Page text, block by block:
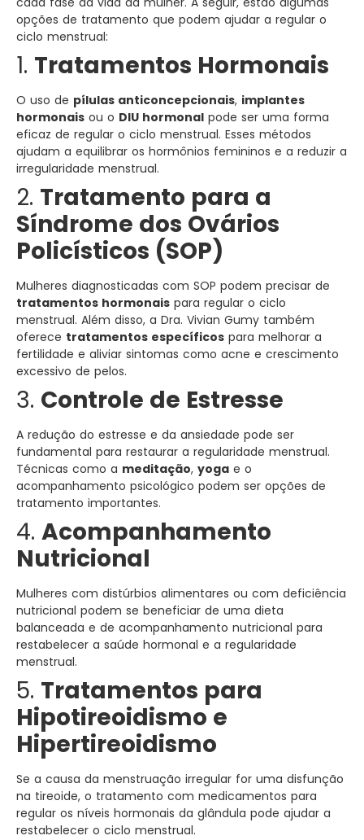
opções de tratamento que podem ajudar a regular o
ciclo menstrual:
1. Tratamentos Hormonais
O uso de pílulas anticoncepcionais, implantes
hormonais ou o DIU hormonal pode ser uma forma
eficaz de regular o ciclo menstrual. Esses métodos
ajudam a equilibrar os hormônios femininos e a reduzir a
irregularidade menstrual.
2. Tratamento para a
Síndrome dos Ovários
Policísticos (SOP)
Mulheres diagnosticadas com SOP podem precisar de
tratamentos hormonais para regular o ciclo
menstrual. Além disso, a Dra. Vivian Gumy também
oferece tratamentos específicos para melhorar a
fertilidade e aliviar sintomas como acne e crescimento
excessivo de pelos.
3. Controle de Estresse
A redução do estresse e da ansiedade pode ser
fundamental para restaurar a regularidade menstrual.
Técnicas como a meditação, yoga e o
acompanhamento psicológico podem ser opções de
tratamento importantes.
4. Acompanhamento
Nutricional
Mulheres com distúrbios alimentares ou com deficiência
nutricional podem se beneficiar de uma dieta
balanceada e de acompanhamento nutricional para
restabelecer a saúde hormonal e a regularidade
menstrual.
5. Tratamentos para
Hipotireoidismo e
Hipertireoidismo
Se a causa da menstruação irregular for uma disfunção
na tireoide, o tratamento com medicamentos para
regular os níveis hormonais da glândula pode ajudar a
restabelecer o ciclo menstrual.